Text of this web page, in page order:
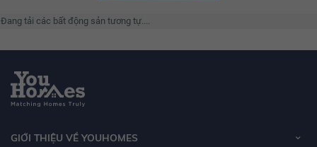
tải các bất động sản tương tự....
GIỚI THIỆU VỀ YOUHOMES